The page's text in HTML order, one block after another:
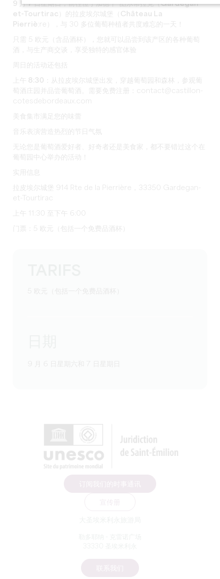
9 月 7 日星期日，前往位于加德干-图尔蒂拉克（Gardegan-
et-Tourtirac）的拉皮埃尔城堡（Château La
Pierriè ;re），与 30 多位葡萄种植者共度难忘的一天！
只需 5 欧元（含品酒杯），您就可以品尝到该产区的各种葡萄
酒，与生产商交谈，享受独特的感官体验
周日的活动还包括
上午 8:30：从拉皮埃尔城堡出发，
穿越葡萄园和森林，参观葡
萄酒庄园并品尝葡萄酒。需要免费注册：contact@castillon-
cotesdebordeaux.com
美食集市满足您的味蕾
音乐表演营造热烈的节日气氛
无论您是葡萄酒爱好者、好奇者还是美食家，都不要错过这个在
葡萄园中心举办的活动！
实用信息
拉皮埃尔城堡 914 Rte de la Pierrière，33350 Gardegan-
et-Tourtirac
上午 11:30 至下午 6:00
门票：5 欧元（包括一个免费品酒杯）